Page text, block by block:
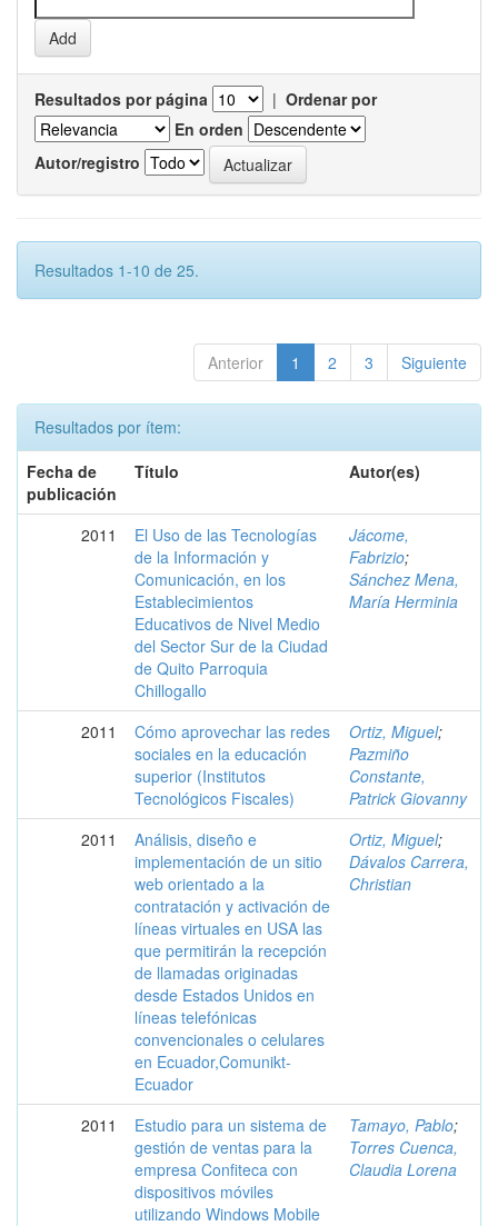
Resultados por página | Ordenar por
En orden
Autor/registro
Resultados 1-10 de 25.
Anterior 1 2 3 Siguiente
Resultados por ítem:
Fecha de
publicación
Título Autor(es)
2011
El Uso de las Tecnologías
de la Información y
Comunicación, en los
Establecimientos
Educativos de Nivel Medio
del Sector Sur de la Ciudad
de Quito Parroquia
Chillogallo
Jácome,
Fabrizio;
Sánchez Mena,
María Herminia
2011
Cómo aprovechar las redes
sociales en la educación
superior (Institutos
Tecnológicos Fiscales)
Ortiz, Miguel;
Pazmiño
Constante,
Patrick Giovanny
2011
Análisis, diseño e
implementación de un sitio
web orientado a la
contratación y activación de
líneas virtuales en USA las
que permitirán la recepción
de llamadas originadas
desde Estados Unidos en
líneas telefónicas
convencionales o celulares
en Ecuador,Comunikt-
Ecuador
Ortiz, Miguel;
Dávalos Carrera,
Christian
2011
Estudio para un sistema de
gestión de ventas para la
empresa Confiteca con
dispositivos móviles
utilizando Windows Mobile
Tamayo, Pablo;
Torres Cuenca,
Claudia Lorena